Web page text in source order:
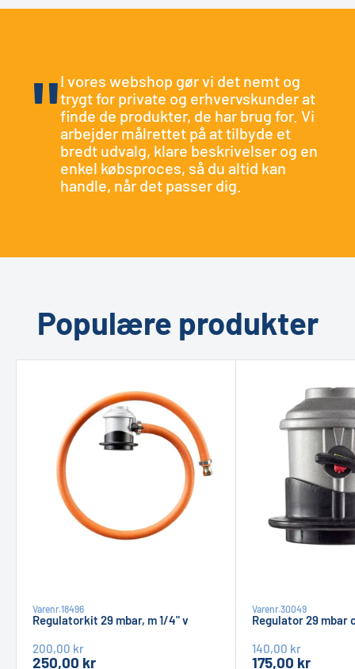
"I vores webshop gør vi det nemt og
trygt for private og erhvervskunder at
finde de produkter, de har brug for. Vi
arbejder målrettet på at tilbyde et
bredt udvalg, klare beskrivelser og en
enkel købsproces, så du altid kan
handle, når det passer dig.
Populære produkter
Varenr.18496
Regulatorkit 29 mbar, m 1/4" v
Pris
Pris
200,00 kr
250,00 kr
Varenr.30049
Regulator 29 mbar
Pris
Pris
140,00 kr
175,00 kr